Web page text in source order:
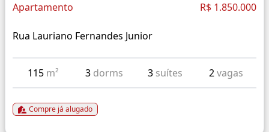
Apartamento R$ 1.850.000
Rua Lauriano Fernandes Junior
115 m² 3 dorms 3 suítes 2vagas
Compre já alugado